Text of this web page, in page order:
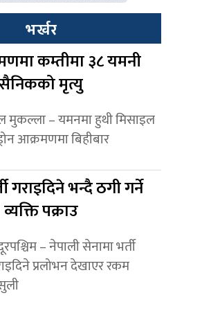
भर्खर
कम्तीमा ३८ यमनी
मृत्यु
मुकल्ला – यमनमा हुथी मिसाइल
आक्रमणमा बिहीबार
गराइदिने भन्दै ठगी गर्ने
व्यक्ति पक्राउ
– नेपाली सेनामा भर्ती
प्रलोभन देखाएर रकम